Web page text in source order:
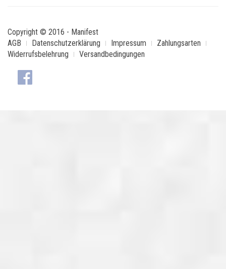
Copyright © 2016 - Manifest
AGB
Datenschutzerklärung Impressum
Zahlungsarten
Widerrufsbelehrung
Versandbedingungen